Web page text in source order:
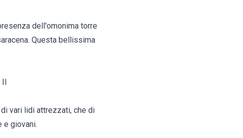
dell'omonima torre
Questa bellissima
vari lidi attrezzati, che di
e giovani.